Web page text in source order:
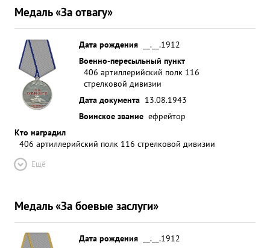
Медаль «За отвагу»
Дата рождения
__.__.1912
Военно-пересыльный пункт
406 артиллерийский полк 116
стрелковой дивизии
Дата документа 13.08.1943
Воинское звание ефрейтор
Кто наградил
406 артиллерийский полк 116 стрелковой дивизии
Ещё
Медаль «За боевые заслуги»
Дата рождения
__.__.1912